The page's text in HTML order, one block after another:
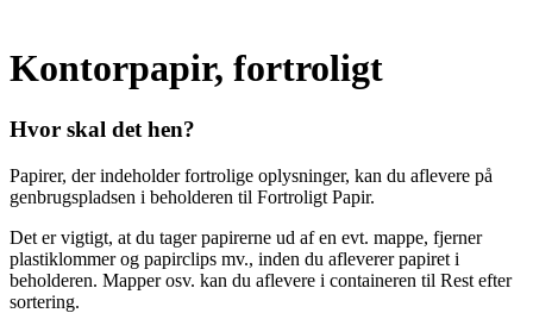
Kontorpapir, fortroligt
Hvor skal det hen?
Papirer, der indeholder fortrolige oplysninger, kan du aflevere på
genbrugspladsen i beholderen til Fortroligt Papir.
Det er vigtigt, at du tager papirerne ud af en evt. mappe, fjerner
plastiklommer og papirclips mv., inden du afleverer papiret i
beholderen. Mapper osv. kan du aflevere i containeren til Rest efter
sortering.